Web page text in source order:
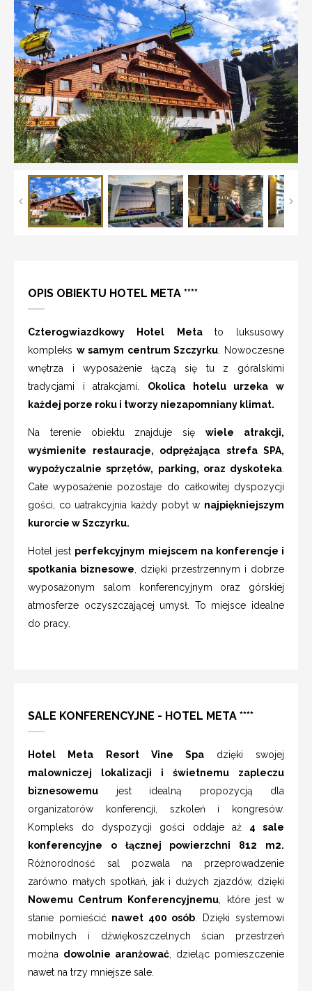
OPIS OBIEKTU HOTEL META ****
Czterogwiazdkowy Hotel Meta to luksusowy
kompleks w samym centrum Szczyrku . Nowoczesne
wnętrza i wyposażenie łączą się tu z góralskimi
tradycjami i atrakcjami. Okolica hotelu urzeka w
każdej porze roku i tworzy niezapomniany klimat.
Na terenie obiektu znajduje sięwiele atrakcji,
wyśmienite restauracje, odprężająca strefa SPA,
wypożyczalnie sprzętów, parking, oraz dyskoteka
Całe wyposażenie pozostaje do całkowitej dyspozycji
gości, co uatrakcyjnia każdy pobyt w najpiękniejszym
kurorcie w Szczyrku.
Hotel jest perfekcyjnym miejscem na konferencje i
spotkania biznesowe , dzięki przestrzennym i dobrze
wyposażonym salom konferencyjnym oraz górskiej
atmosferze oczyszczającej umysł. To miejsce idealne
do pracy.
SALE KONFERENCYJNE - HOTEL META ****
Hotel Meta Resort Vine Spa dzięki swojej
malowniczej lokalizacji i świetnemu zapleczu
biznesowemu jest idealną propozycją dla
organizatorów konferencji, szkoleń i kongresów.
Kompleks do dyspozycji gości oddaje aż 4 sale
konferencyjne o łącznej powierzchni 812 m2.
Różnorodność sal pozwala na przeprowadzenie
zarówno małych spotkań, jak i dużych zjazdów, dzięki
Nowemu Centrum Konferencyjnemu , które jest w
stanie pomieścić nawet 400 osób . Dzięki systemowi
mobilnych i dźwiękoszczelnych ścian przestrzeń
można dowolnie aranżować , dzieląc pomieszczenie
nawet na trzy mniejsze sale.